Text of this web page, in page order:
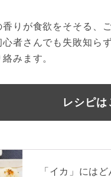
りが食欲をそそる、
者さんでも失敗知ら
みます。
レシピ
「イカ」には